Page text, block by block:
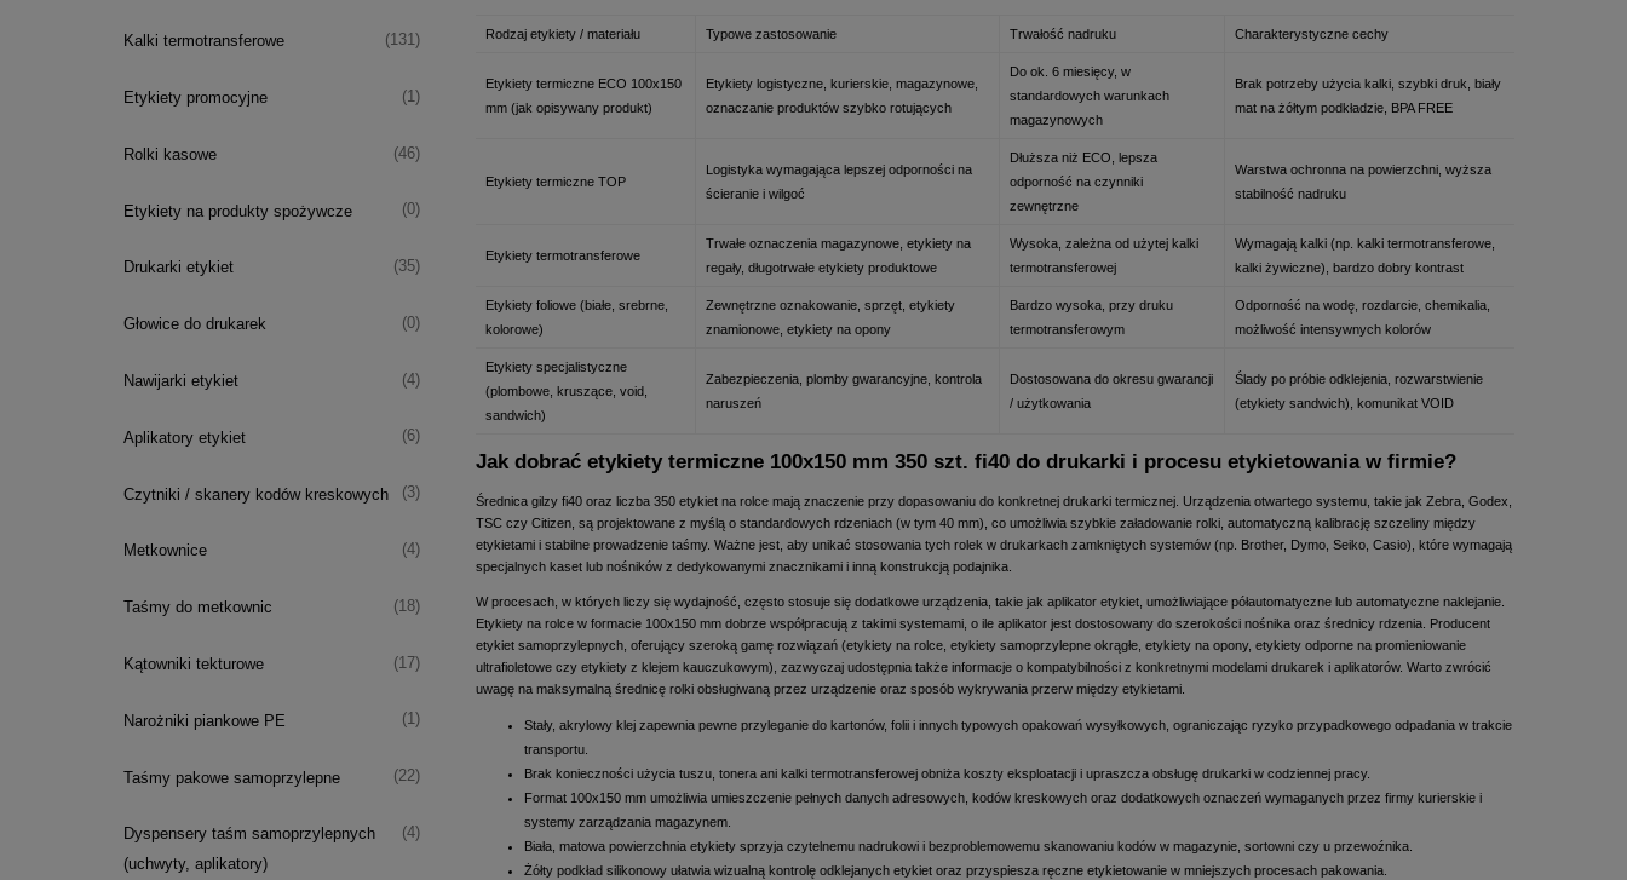
Kalki termotransferowe (131)
Etykiety promocyjne (1)
Rolki kasowe (46)
Etykiety na produkty spożywcze (0)
Drukarki etykiet (35)
Głowice do drukarek (0)
Nawijarki etykiet (4)
Aplikatory etykiet (6)
Czytniki / skanery kodów kreskowych (3)
Metkownice (4)
Taśmy do metkownic (18)
Kątowniki tekturowe (17)
Narożniki piankowe PE (1)
Taśmy pakowe samoprzylepne (22)
Dyspensery taśm samoprzylepnych
(uchwyty, aplikatory)
(4)
Rodzaj etykiety / materiału Typowe zastosowanie Trwałość nadruku Charakterystyczne cechy
Etykiety termiczne ECO 100x150
mm (jak opisywany produkt)
Etykiety logistyczne, kurierskie, magazynowe,
oznaczanie produktów szybko rotujących
Do ok. 6 miesięcy, w
standardowych warunkach
magazynowych
Brak potrzeby użycia kalki, szybki druk, biały
mat na żółtym podkładzie, BPA FREE
Etykiety termiczne TOP
Logistyka wymagająca lepszej odporności na
ścieranie i wilgoć
Dłuższa niż ECO, lepsza
odporność na czynniki
zewnętrzne
Warstwa ochronna na powierzchni, wyższa
stabilność nadruku
Etykiety termotransferowe
Trwałe oznaczenia magazynowe, etykiety na
regały, długotrwałe etykiety produktowe
Wysoka, zależna od użytej kalki
termotransferowej
Wymagają kalki (np. kalki termotransferowe,
kalki żywiczne), bardzo dobry kontrast
Etykiety foliowe (białe, srebrne,
kolorowe)
Zewnętrzne oznakowanie, sprzęt, etykiety
znamionowe, etykiety na opony
Bardzo wysoka, przy druku
termotransferowym
Odporność na wodę, rozdarcie, chemikalia,
możliwość intensywnych kolorów
Etykiety specjalistyczne
(plombowe, kruszące, void,
sandwich)
Zabezpieczenia, plomby gwarancyjne, kontrola
naruszeń
Dostosowana do okresu gwarancji
/ użytkowania
Ślady po próbie odklejenia, rozwarstwienie
(etykiety sandwich), komunikat VOID
Jak dobrać etykiety termiczne 100x150 mm 350 szt. fi40 do drukarki i procesu etykietowania w firmie?
Średnica gilzy fi40 oraz liczba 350 etykiet na rolce mają znaczenie przy dopasowaniu do konkretnej drukarki termicznej. Urządzenia otwartego systemu, takie jak Zebra, Godex,
TSC czy Citizen, są projektowane z myślą o standardowych rdzeniach (w tym 40 mm), co umożliwia szybkie załadowanie rolki, automatyczną kalibrację szczeliny między
etykietami i stabilne prowadzenie taśmy. Ważne jest, aby unikać stosowania tych rolek w drukarkach zamkniętych systemów (np. Brother, Dymo, Seiko, Casio), które wymagają
specjalnych kaset lub nośników z dedykowanymi znacznikami i inną konstrukcją podajnika.
W procesach, w których liczy się wydajność, często stosuje się dodatkowe urządzenia, takie jak aplikator etykiet, umożliwiające półautomatyczne lub automatyczne naklejanie.
Etykiety na rolce w formacie 100x150 mm dobrze współpracują z takimi systemami, o ile aplikator jest dostosowany do szerokości nośnika oraz średnicy rdzenia. Producent
etykiet samoprzylepnych, oferujący szeroką gamę rozwiązań (etykiety na rolce, etykiety samoprzylepne okrągłe, etykiety na opony, etykiety odporne na promieniowanie
ultrafioletowe czy etykiety z klejem kauczukowym), zazwyczaj udostępnia także informacje o kompatybilności z konkretnymi modelami drukarek i aplikatorów. Warto zwrócić
uwagę na maksymalną średnicę rolki obsługiwaną przez urządzenie oraz sposób wykrywania przerw między etykietami.
Stały, akrylowy klej zapewnia pewne przyleganie do kartonów, folii i innych typowych opakowań wysyłkowych, ograniczając ryzyko przypadkowego odpadania w trakcie
transportu.
Brak konieczności użycia tuszu, tonera ani kalki termotransferowej obniża koszty eksploatacji i upraszcza obsługę drukarki w codziennej pracy.
Format 100x150 mm umożliwia umieszczenie pełnych danych adresowych, kodów kreskowych oraz dodatkowych oznaczeń wymaganych przez firmy kurierskie i
systemy zarządzania magazynem.
Biała, matowa powierzchnia etykiety sprzyja czytelnemu nadrukowi i bezproblemowemu skanowaniu kodów w magazynie, sortowni czy u przewoźnika.
Żółty podkład silikonowy ułatwia wizualną kontrolę odklejanych etykiet oraz przyspiesza ręczne etykietowanie w mniejszych procesach pakowania.